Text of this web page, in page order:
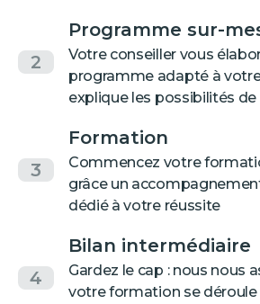
2
Programme sur-
Votre conseiller vous
programme adapté à
explique les possibilités
3
Formation
Commencez votre
grâce un
dédié à votre réussite
4
Bilan intermédiaire
Gardez le cap : nous nous
votre formation se déroule